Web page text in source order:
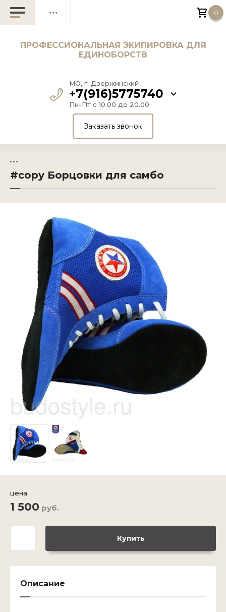
Назад
Куртки для самбо
Борцовки для самбо
Главная
Оплата и доставка
Напишите нам
Как подобрать размер
0
ПРОФЕССИОНАЛЬНАЯ ЭКИПИРОВКА ДЛЯ
ЕДИНОБОРСТВ
МО, г. Дзержинский
+7(916)5775740
Пн-Пт с 10.00 до 20.00
+7(916)5775740
+7(925)7728199
Заказать звонок
#copy Борцовки для самбо
цена:
1 500 руб.
Купить
Описание